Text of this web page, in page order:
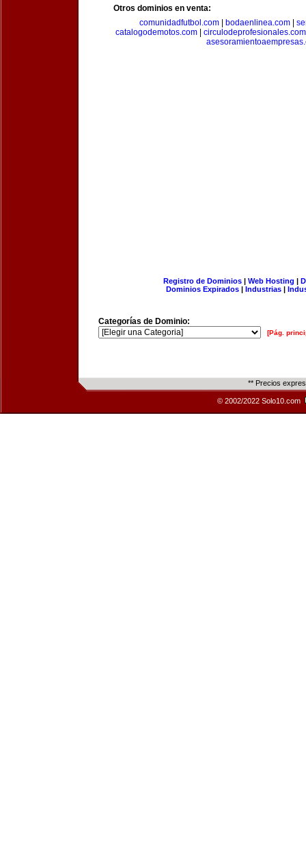
Otros dominios en venta:
comunidadfutbol.com
bodaenlinea.com
catalogodemotos.com
circulodeprofesionales.com
Registro de Dominios| Web Hosting |
Dominios Expirados | Industrias |
Categorías de Dominio:
[Pág.
** Precios
© 2002/2022 Solo10.com